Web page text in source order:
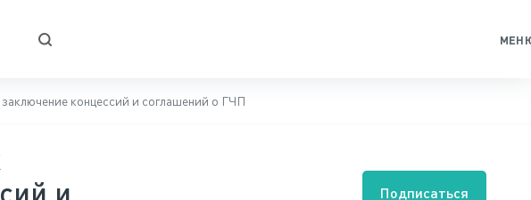
концессий и соглашений о ГЧП
и
Подписаться